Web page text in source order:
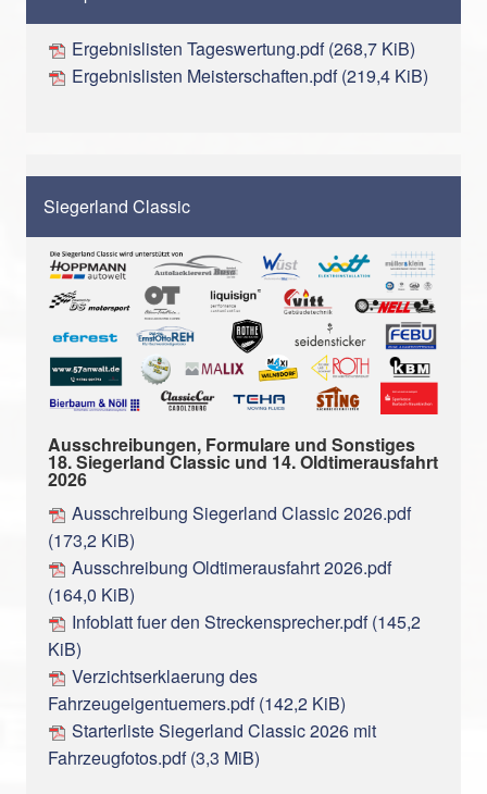
Ergebnislisten Tageswertung.pdf(268,7 KiB)
Ergebnislisten Meisterschaften.pdf(219,4 KiB)
Siegerland Classic
Ausschreibungen, Formulare und Sonstiges
18. Siegerland Classic und 14. Oldtimerausfahrt
2026
Ausschreibung Siegerland Classic 2026.pdf
(173,2 KiB)
Ausschreibung Oldtimerausfahrt 2026.pdf
(164,0 KiB)
Infoblatt fuer den Streckensprecher.pdf(145,2
KiB)
Verzichtserklaerung des
Fahrzeugeigentuemers.pdf(142,2 KiB)
Starterliste Siegerland Classic 2026 mit
Fahrzeugfotos.pdf(3,3 MiB)